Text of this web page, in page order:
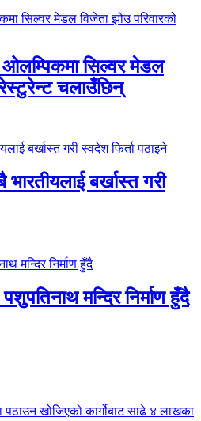
सिल्वर मेडल
चलाउँछिन्
बर्खास्त गरी
मन्दिर निर्माण हुँदै